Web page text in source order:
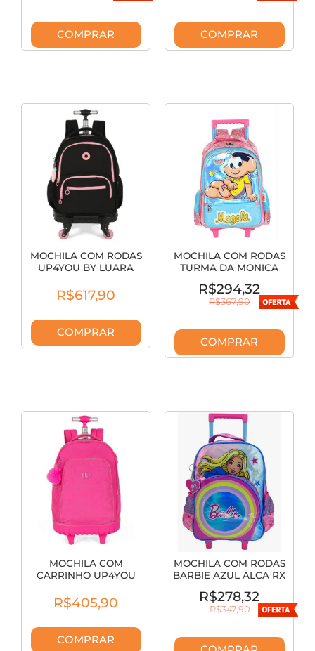
COMPRAR COMPRAR
MOCHILA COM RODAS
UP4YOU BY LUARA
R$617,90
COMPRAR
MOCHILA COM RODAS
TURMA DA MONICA
R$294,32
R$367,90
COMPRAR
MOCHILA COM
CARRINHO UP4YOU
R$405,90
COMPRAR
MOCHILA COM RODAS
BARBIE AZUL ALCA RX
R$278,32
R$347,90